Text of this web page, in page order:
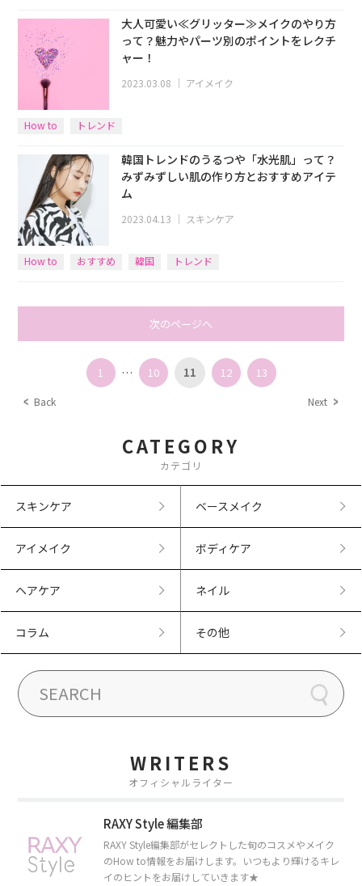
大人可愛い≪グリッター≫メイクのやり方
って？魅力やパーツ別のポイントをレクチ
ャー！
2023.03.08 ｜ アイメイク
How to トレンド
韓国トレンドのうるつや「水光肌」って？
みずみずしい肌の作り方とおすすめアイテ
ム
2023.04.13 ｜ スキンケア
How to おすすめ 韓国 トレンド
次のページへ
Back
1 … 10 11 12 13
Next
CATEGORY
カテゴリ
スキンケア ベースメイク
アイメイク ボディケア
ヘアケア ネイル
コラム その他
WRITERS
オフィシャルライター
RAXY Style 編集部
RAXY Style編集部がセレクトした旬のコスメやメイク
のHow to情報をお届けします。いつもより輝けるキレ
イのヒントをお届けしていきます★